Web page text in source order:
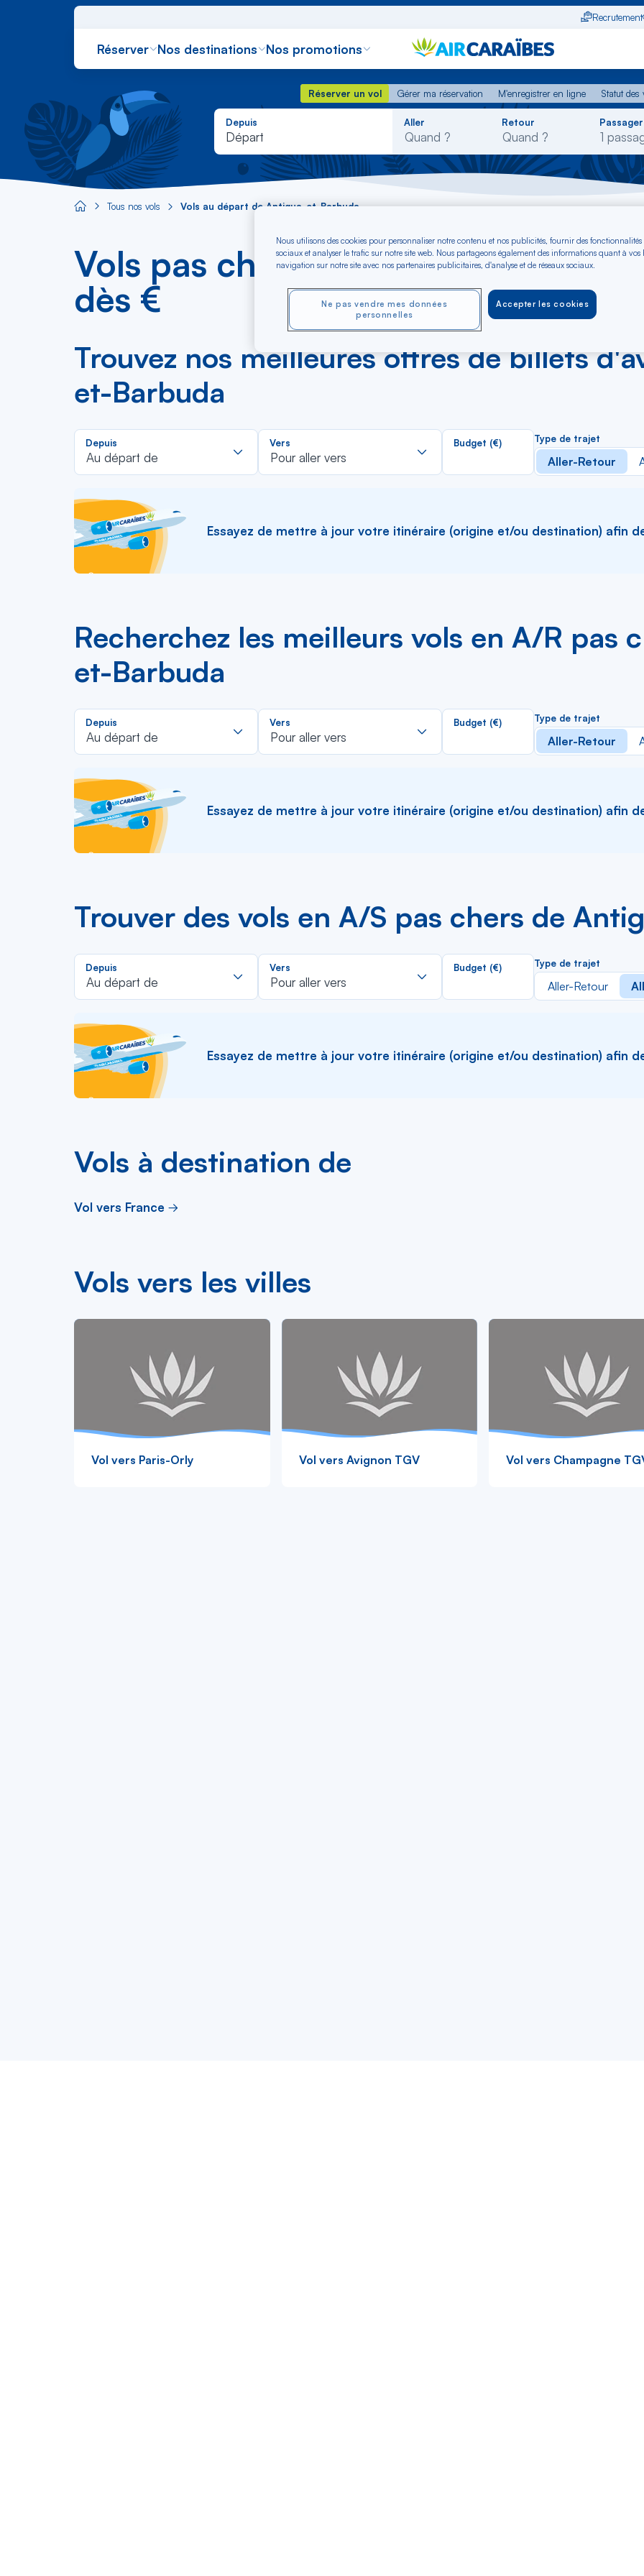
Recrutement
Réserver Nos destinations Nos promotions
Réserver un vol Gérer ma réservation M'enregistrer en ligne
Statut
Réserver un vol
Gérer ma réservation M'enregistrer en ligne Statut des
Depuis
Départ
Rechercher
dans
liste
Aller Retour
Aircaraibes.com
Tous nos vols Vols au départ de Antigua-et-Barbuda
Vols pas chers au départ de
dès €
Trouvez nos meilleures offres de billets
et-Barbuda
Depuis
Au départ de
Rechercher
dans
la
Vers
Pour aller vers
Rechercher
la
Budget (€) Type de trajet
Aller-Retour
Essayez de mettre à jour votre itinéraire (origine et/ou destination) afin
Recherchez les meilleurs vols en A/R pas
et-Barbuda
Depuis
Au départ de
Rechercher
dans
la
Vers
Pour aller vers
Rechercher
la
Budget (€) Type de trajet
Aller-Retour
Essayez de mettre à jour votre itinéraire (origine et/ou destination) afin
Trouver des vols en A/S pas chers de
Depuis
Au départ de
Rechercher
dans
la
Vers
Pour aller vers
Rechercher
la
Budget (€) Type de trajet
Aller-Retour
Essayez de mettre à jour votre itinéraire (origine et/ou destination) afin
Vols à destination de
Vol vers France
Vols vers les villes
Vol vers Paris-Orly Vol vers Avignon TGV Vol vers Champagne
Nous utilisons des cookies pour personnaliser notre contenu et nos publicités, fournir des fonctionnalités
sociaux et analyser le trafic sur notre site web. Nous partageons également des informations quant à vos
navigation sur notre site avec nos partenaires publicitaires, d'analyse et de réseaux sociaux.
Accepter les cookies
Ne pas vendre mes données
personnelles